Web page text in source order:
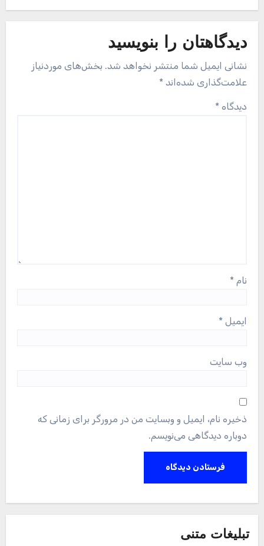
دیدگاهتان را بنویسید
نشانی ایمیل شما منتشر نخواهد شد. بخش‌های موردنیاز
علامت‌گذاری شده‌اند *
دیدگاه *
نام *
ایمیل *
وب‌ سایت
ذخیره نام، ایمیل و وبسایت من در مرورگر برای زمانی که
دوباره دیدگاهی می‌نویسم.
تبلیغات متنی